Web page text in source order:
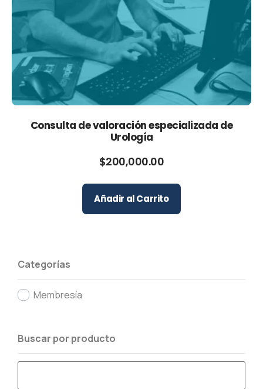
Categorías
Membresía
Buscar por producto
Consulta de valoración especializada de
Urología
$200,000.00
Añadir al Carrito